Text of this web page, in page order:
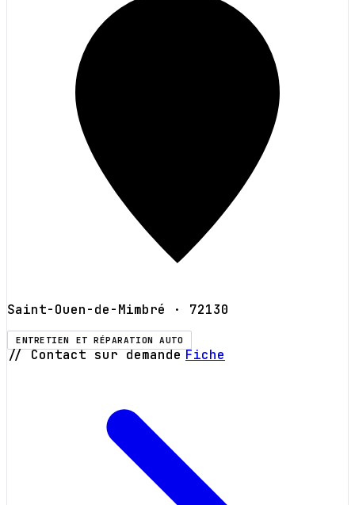
Saint-Ouen-de-Mimbré · 72130
ENTRETIEN ET RÉPARATION AUTO
// Contact sur demande Fiche